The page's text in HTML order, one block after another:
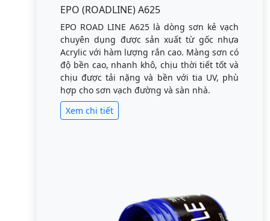
EPO (ROADLINE) A625
EPO ROAD LINE A625 là dòng sơn kẻ vạch
chuyên dụng được sản xuất từ gốc nhựa
Acrylic với hàm lượng rắn cao. Màng sơn có
độ bền cao, nhanh khô, chịu thời tiết tốt và
chịu được tải nặng và bền với tia UV, phù
hợp cho sơn vạch đường và sàn nhà.
Xem chi tiết